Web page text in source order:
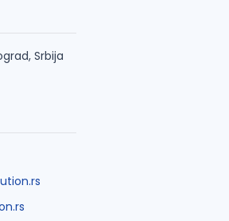
Srbija